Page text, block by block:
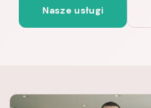
Nasze usługi